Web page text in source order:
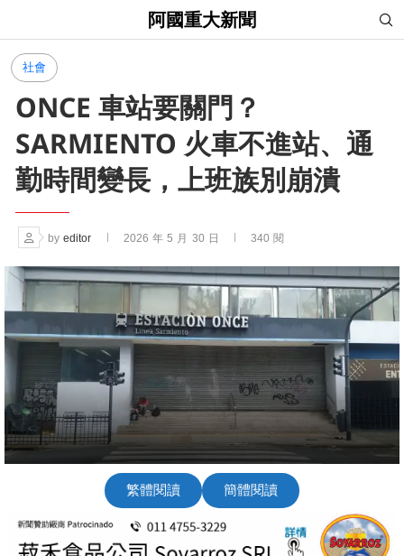
阿國重大新聞
社會
ONCE 車站要關門？
SARMIENTO 火車不進站、通
勤時間變長，上班族別崩潰
byeditor 2026 年 5 月 30 日 340 閱
繁體閱讀 簡體閱讀